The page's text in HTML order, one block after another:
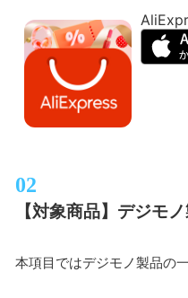
【対象商品】デジモ
本項目ではデジモノ製品の